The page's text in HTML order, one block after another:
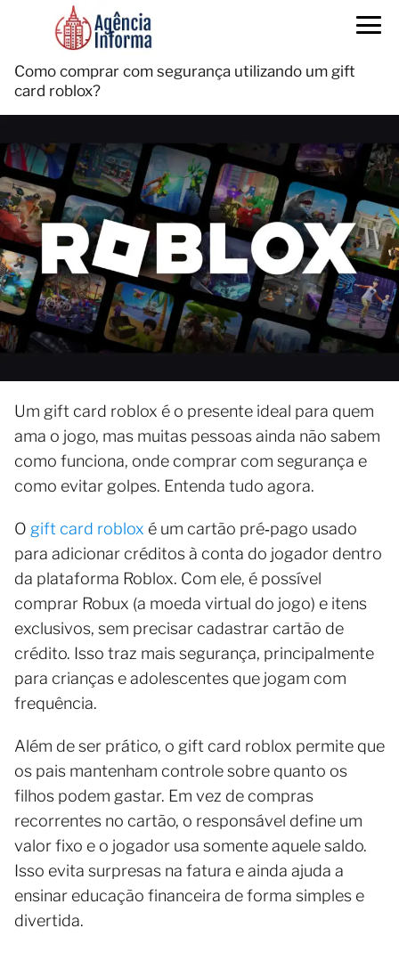
Como comprar com segurança utilizando um gift
card roblox?
Um gift card roblox é o presente ideal para quem
ama o jogo, mas muitas pessoas ainda não sabem
como funciona, onde comprar com segurança e
como evitar golpes. Entenda tudo agora.
O gift card roblox é um cartão pré‑pago usado
para adicionar créditos à conta do jogador dentro
da plataforma Roblox. Com ele, é possível
comprar Robux (a moeda virtual do jogo) e itens
exclusivos, sem precisar cadastrar cartão de
crédito. Isso traz mais segurança, principalmente
para crianças e adolescentes que jogam com
frequência.
Além de ser prático, o gift card roblox permite que
os pais mantenham controle sobre quanto os
filhos podem gastar. Em vez de compras
recorrentes no cartão, o responsável define um
valor fixo e o jogador usa somente aquele saldo.
Isso evita surpresas na fatura e ainda ajuda a
ensinar educação financeira de forma simples e
divertida.